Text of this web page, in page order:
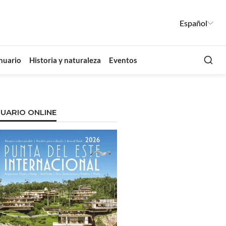
Español
Historia y naturaleza Eventos Buscar
ONLINE